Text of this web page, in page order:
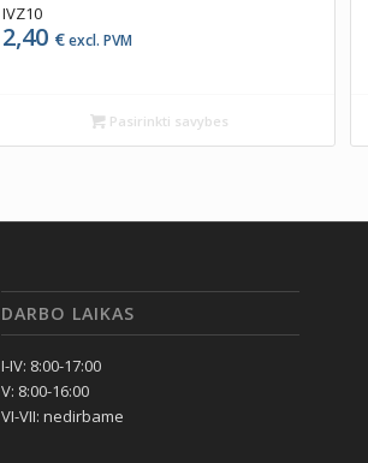
IVZ10
2,40 €excl. PVM
Pasirinkti savybes
DARBO LAIKAS
I-IV: 8:00-17:00
V: 8:00-16:00
VI-VII: nedirbame